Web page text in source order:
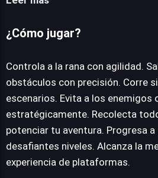
una interacción dinámica con los
directa. La satisfacción de
alcanzar el final de los ocho
principal aliciente, brindando
aficionados del género.
¿Cómo jugar?
Controla a la rana con agilidad.
obstáculos con precisión. Corre
escenarios. Evita a los enemigos
estratégicamente. Recolecta
potenciar tu aventura. Progresa
desafiantes niveles. Alcanza la
experiencia de plataformas.